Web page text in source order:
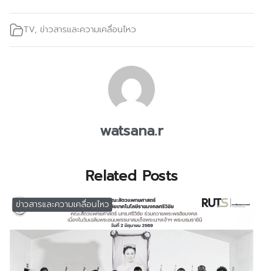
TV, ข่าวสารและความเคลื่อนไหว
watsana.r
Related Posts
ข่าวสารและความเคลื่อนไหว